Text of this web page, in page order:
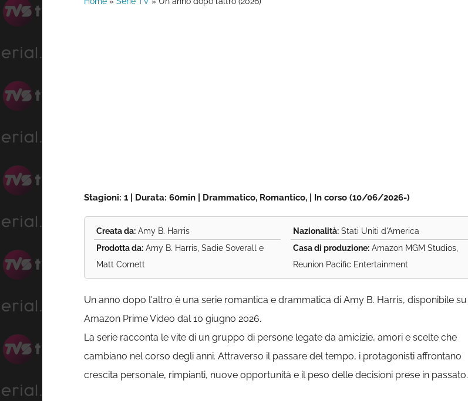
Stagioni: 1 | Durata: 60min | Drammatico, Romantico, | In corso (10/06/2026-)
Creata da:Amy B. Harris
Prodotta da:Amy B. Harris, Sadie Soverall e
Matt Cornett
Nazionalità:Stati Uniti d'America
Casa di produzione:Amazon MGM Studios,
Reunion Pacific Entertainment
Un anno dopo l'altro è una serie romantica e drammatica di Amy B. Harris, disponibile su
Amazon Prime Video dal 10 giugno 2026.
La serie racconta le vite di un gruppo di persone legate da amicizie, amori e scelte che
cambiano nel corso degli anni. Attraverso il passare del tempo, i protagonisti affrontano
crescita personale, rimpianti, nuove opportunità e il peso delle decisioni prese in passato.